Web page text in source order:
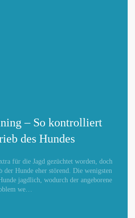
– So kontrolliert
des Hundes
für die Jagd gezüchtet worden, doch
Hunde eher störend. Die wenigsten
jagdlich, wodurch der angeborene
we…